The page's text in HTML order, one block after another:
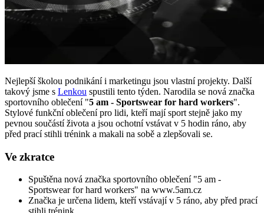
Nejlepší školou podnikání i marketingu jsou vlastní projekty. Další
takový jsme s Lenkou spustili tento týden. Narodila se nová značka
sportovního oblečení "5 am - Sportswear for hard workers".
Stylové funkční oblečení pro lidi, kteří mají sport stejně jako my
pevnou součástí života a jsou ochotní vstávat v 5 hodin ráno, aby
před prací stihli trénink a makali na sobě a zlepšovali se.
Ve zkratce
Spuštěna nová značka sportovního oblečení "5 am -
Sportswear for hard workers" na www.5am.cz
Značka je určena lidem, kteří vstávají v 5 ráno, aby před prací